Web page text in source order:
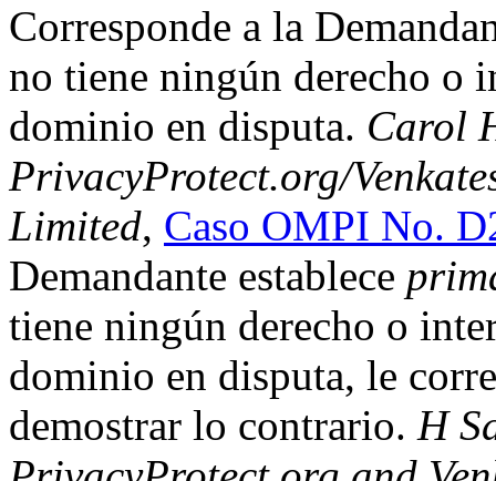
Corresponde a la
no tiene ningún derecho o
dominio en disputa. Carol
PrivacyProtect.org/
Limited, Caso OMPI No.
Demandante establece
tiene ningún derecho o
dominio en disputa, le
demostrar lo contrario. H